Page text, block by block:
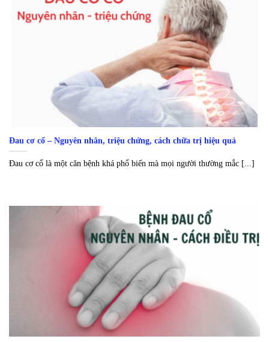
Đau cơ cổ – Nguyên nhân, triệu chứng, cách chữa trị hiệu quả
Đau cơ cổ là một căn bệnh khá phổ biến mà mọi người thường mắc [...]